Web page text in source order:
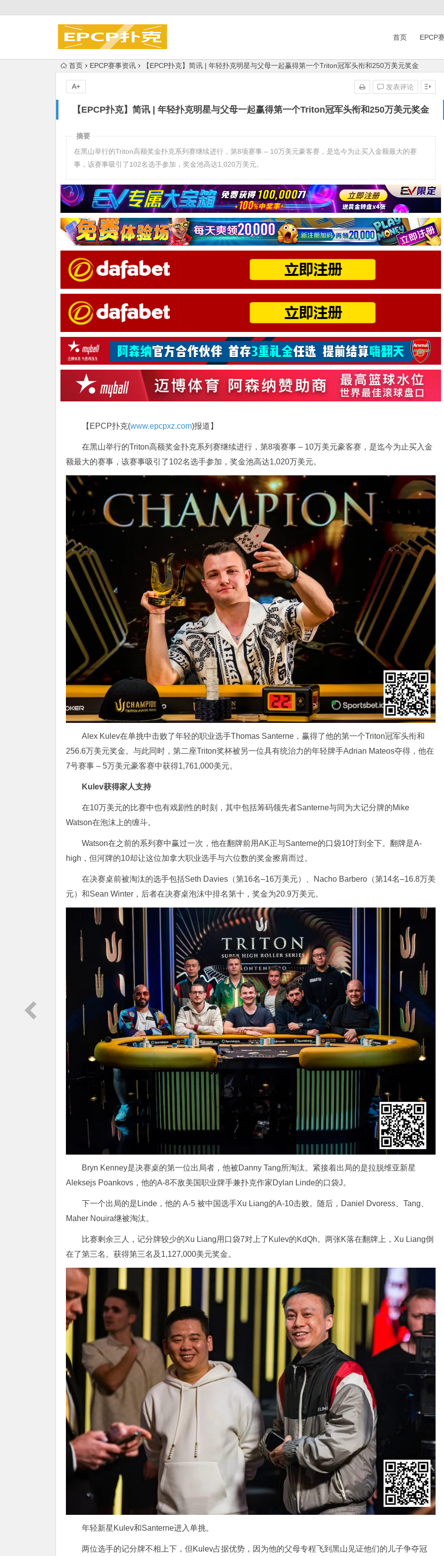
首页 EPCP
首页 EPCP赛事资讯 【EPCP扑克】简讯 | 年轻扑克明星与父母一起赢得第一个Triton冠军头衔和250万美元奖金
【EPCP扑克】简讯 | 年轻扑克明星与父母一起赢得第一个Triton冠军头衔和250万美元奖金
发表评论
A+
摘要
在黑山举行的Triton高额奖金扑克系列赛继续进行，第8项赛事 – 10万美元豪客赛，是迄今为止买入金额最大的赛
事，该赛事吸引了102名选手参加，奖金池高达1,020万美元。
【EPCP扑克(www.epcpxz.com)报道】
在黑山举行的Triton高额奖金扑克系列赛继续进行，第8项赛事 – 10万美元豪客赛，是迄今为止买入金
额最大的赛事，该赛事吸引了102名选手参加，奖金池高达1,020万美元。
Alex Kulev在单挑中击败了年轻的职业选手Thomas Santerne，赢得了他的第一个Triton冠军头衔和
256.6万美元奖金。与此同时，第二座Triton奖杯被另一位具有统治力的年轻牌手Adrian Mateos夺得，他在
7号赛事 – 5万美元豪客赛中获得1,761,000美元。
Kulev获得家人支持
在10万美元的比赛中也有戏剧性的时刻，其中包括筹码领先者Santerne与同为大记分牌的Mike
Watson在泡沫上的缠斗。
Watson在之前的系列赛中赢过一次，他在翻牌前用AK正与Santerne的口袋10打到全下。翻牌是A-
high，但河牌的10却让这位加拿大职业选手与六位数的奖金擦肩而过。
在决赛桌前被淘汰的选手包括Seth Davies（第16名–16万美元）、Nacho Barbero（第14名–16.8万美
元）和Sean Winter，后者在决赛桌泡沫中排名第十，奖金为20.9万美元。
Bryn Kenney是决赛桌的第一位出局者，他被Danny Tang所淘汰。紧接着出局的是拉脱维亚新星
Aleksejs Poankovs，他的A-8不敌美国职业牌手兼扑克作家Dylan Linde的口袋J。
下一个出局的是Linde，他的 A-5 被中国选手Xu Liang的A-10击败。随后，Daniel Dvoress、Tang、
Maher Nouira继被淘汰。
比赛剩余三人，记分牌较少的Xu Liang用口袋7对上了Kulev的KdQh。两张K落在翻牌上，Xu Liang倒
在了第三名。获得第三名及1,127,000美元奖金。
年轻新星Kulev和Santerne进入单挑。
两位选手的记分牌不相上下，但Kulev占据优势，因为他的父母专程飞到黑山见证他们的儿子争夺冠